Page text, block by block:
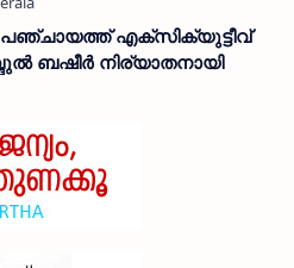
പഞ്ചായത്ത് എക്സിക്യുട്ടീവ്
ബഷീർ നിര്യാതനായി